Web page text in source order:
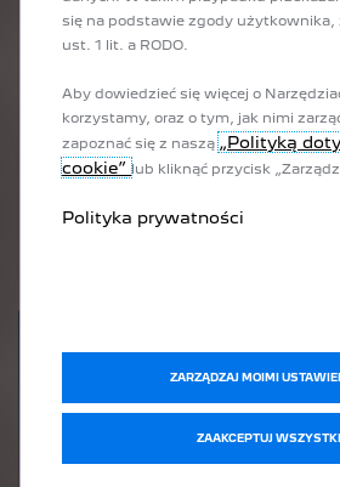
,00ZŁ/MIESIĘCY
brutto
Odnawia się automatycznie do momentu
się na podstawie zgody użytkownika,
ust. 1 lit. a RODO.
Aby dowiedzieć się więcej o
korzystamy, oraz o tym, jak nimi
zapoznać się z naszą„Polityką
cookie” lub kliknąć przycisk
Polityka prywatności
ZARZĄDZAJ MOIMI
ZAAKCEPTUJ